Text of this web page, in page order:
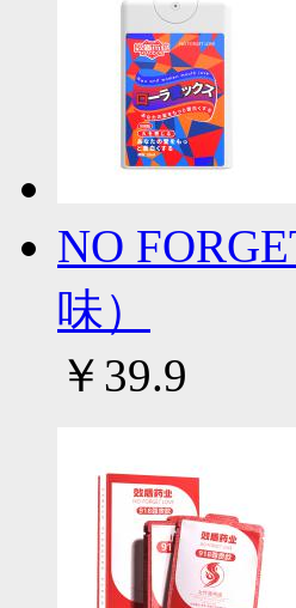
NO
味）
￥39.9